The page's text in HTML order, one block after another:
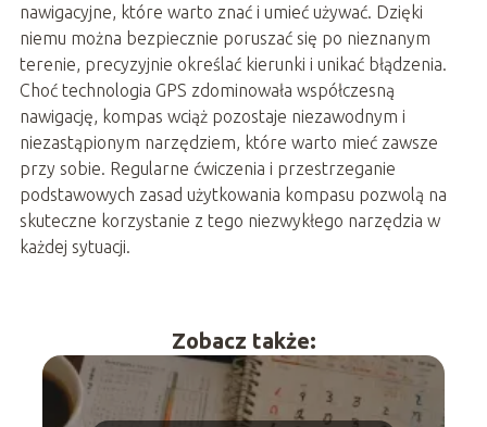
nawigacyjne, które warto znać i umieć używać. Dzięki
niemu można bezpiecznie poruszać się po nieznanym
terenie, precyzyjnie określać kierunki i unikać błądzenia.
Choć technologia GPS zdominowała współczesną
nawigację, kompas wciąż pozostaje niezawodnym i
niezastąpionym narzędziem, które warto mieć zawsze
przy sobie. Regularne ćwiczenia i przestrzeganie
podstawowych zasad użytkowania kompasu pozwolą na
skuteczne korzystanie z tego niezwykłego narzędzia w
każdej sytuacji.
Zobacz także: